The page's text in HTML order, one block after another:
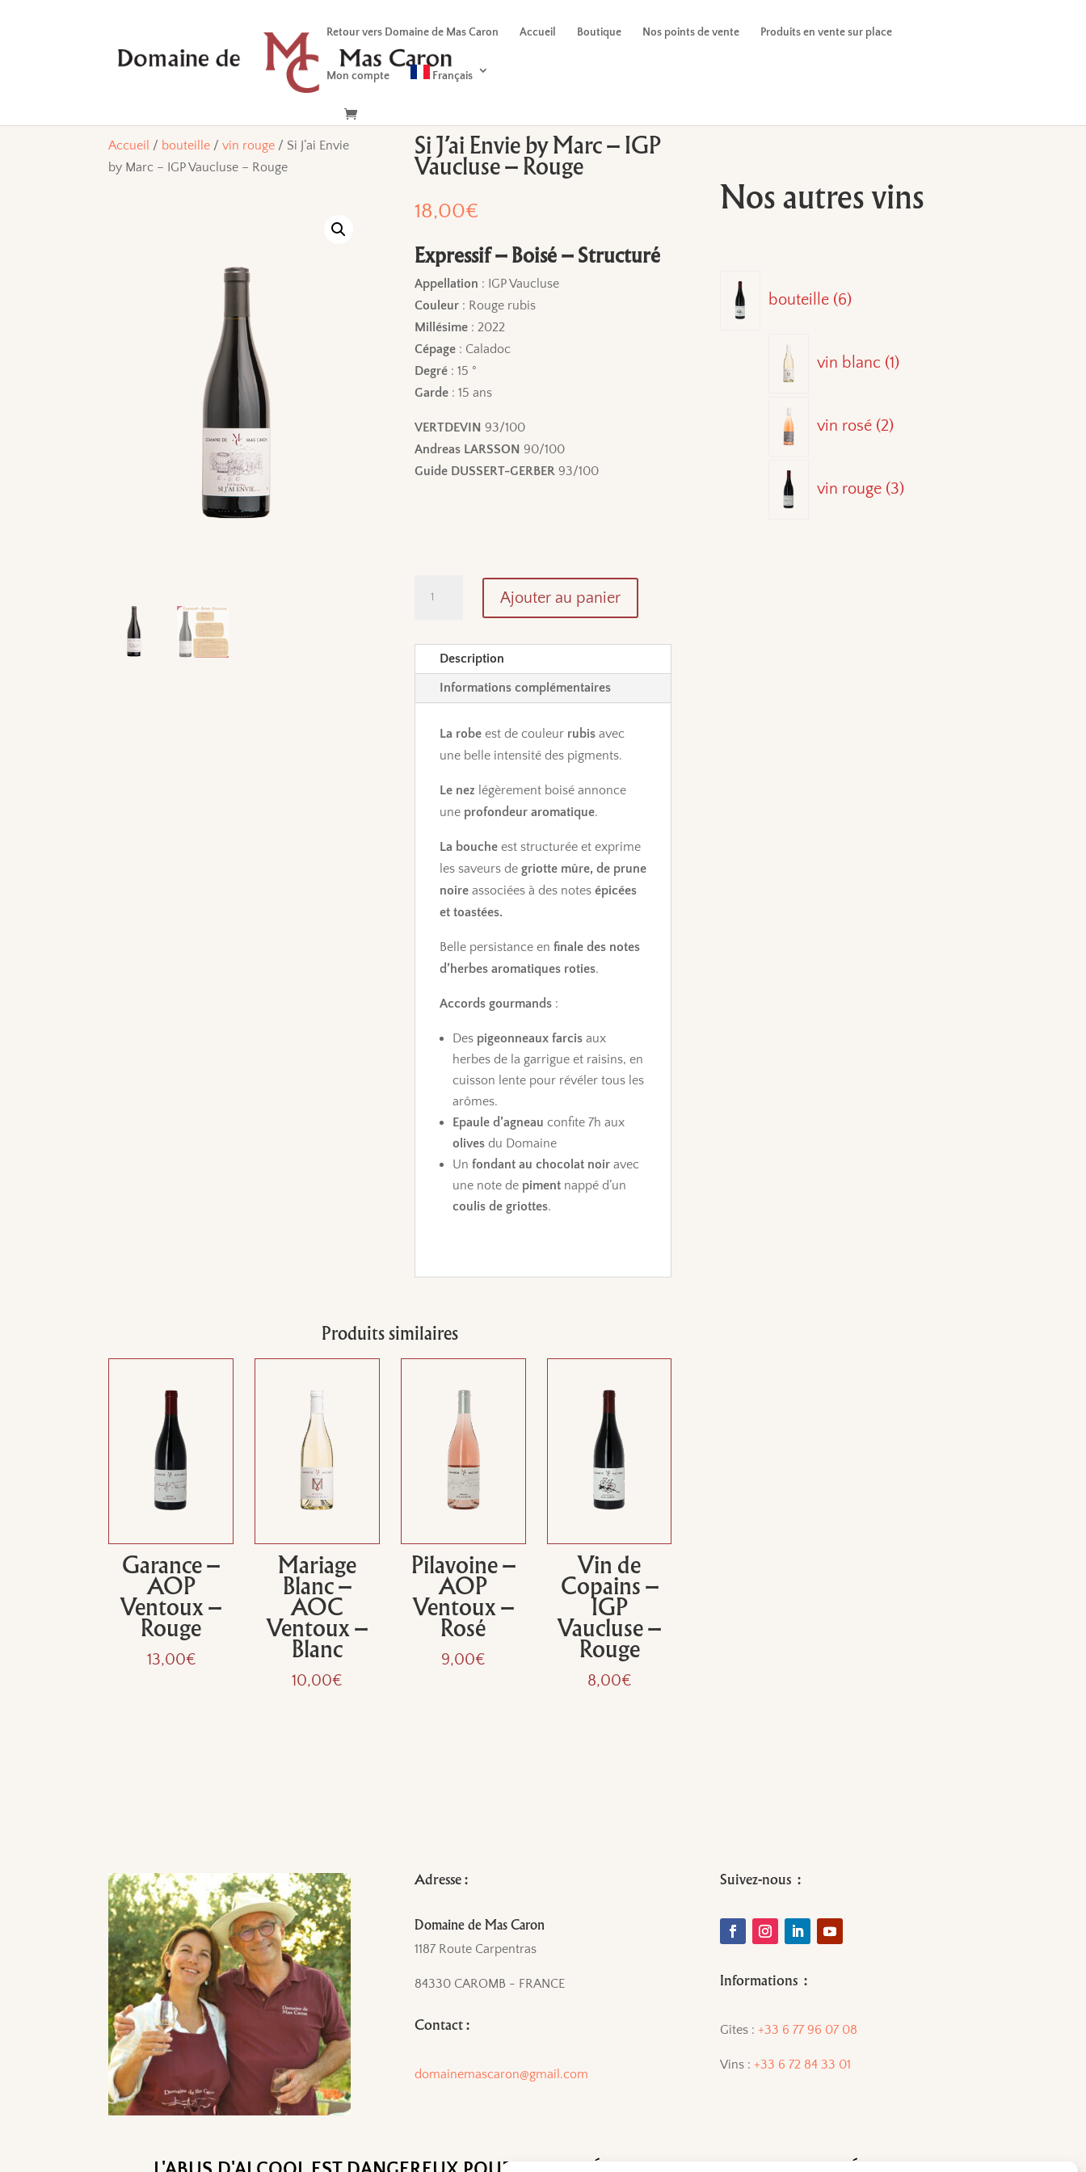
Retour vers Domaine de Mas Caron Accueil Boutique Nos points de vente Produits en vente sur place
Mon compte Français
Accueil / bouteille /vin rouge / Si J’ai Envie
by Marc – IGP Vaucluse – Rouge
Si J’ai Envie by Marc – IGP
Vaucluse – Rouge
18,00€
Expressif – Boisé – Structuré
Appellation : IGP Vaucluse
Couleur: Rouge rubis
Millésime: 2022
Cépage: Caladoc
Degré: 15 °
Garde: 15 ans
VERTDEVIN 93/100
Andreas LARSSON 90/100
Guide DUSSERT-GERBER93/100
Envie
Ajouter au panier
Description
Informations complémentaires
La robeest de couleur rubisavec
une belle intensitédes pigments.
Le nez légèrement boiséannonce
uneprofondeur aromatique.
La boucheest structuréeet exprime
les saveurs de griotte mûre, de prune
noireassociées à des notesépicées
et toastées.
Belle persistance en finale des notes
d’herbes aromatiques roties.
Accords gourmands:
Des pigeonneaux farcisaux
herbes de la garrigue et raisins, en
cuisson lente pour révéler tous les
arômes.
Epaule d’agneau confite 7h aux
olivesdu Domaine
Un fondant au chocolat noiravec
une note de pimentnappé d’un
coulis de griottes.
Nos autres vins
bouteille 6produits
vin blanc 1produit
vin rosé 2produits
vin rouge 3produits
Produits similaires
Garance –
AOP
Ventoux –
Rouge
13,00€
Mariage
Blanc –
AOC
Ventoux –
Blanc
10,00€
Pilavoine –
AOP
Ventoux –
Rosé
9,00€
Vin de
Copains –
IGP
Vaucluse –
Rouge
8,00€
Adresse :
Domaine de Mas Caron
1187 Route Carpentras
84330 CAROMB - FRANCE
Contact :
domainemascaron@gmail.com
Suivez-nous :
Informations :
Gîtes : +33 6 77 96 07 08
Vins : +33 6 72 84 33 01